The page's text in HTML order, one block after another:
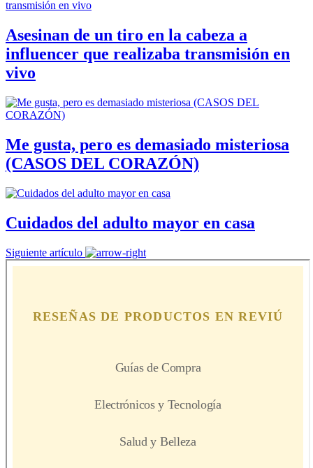
Asesinan de un tiro en la cabeza a
influencer que realizaba transmisión en
vivo
Me gusta, pero es demasiado misteriosa
(CASOS DEL CORAZÓN)
Cuidados del adulto mayor en casa
Siguiente artículo